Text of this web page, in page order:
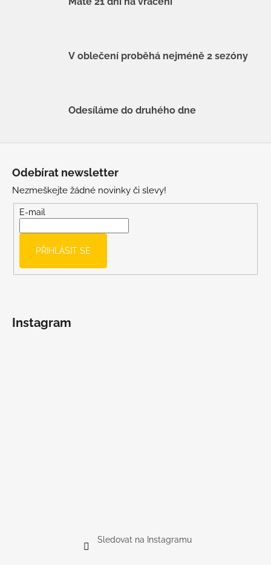
V oblečení proběhá nejméně 2 sezóny
Odesíláme do druhého dne
Odebírat newsletter
Nezmeškejte žádné novinky či slevy!
E-mail
PŘIHLÁSIT SE
Instagram
Sledovat na Instagramu